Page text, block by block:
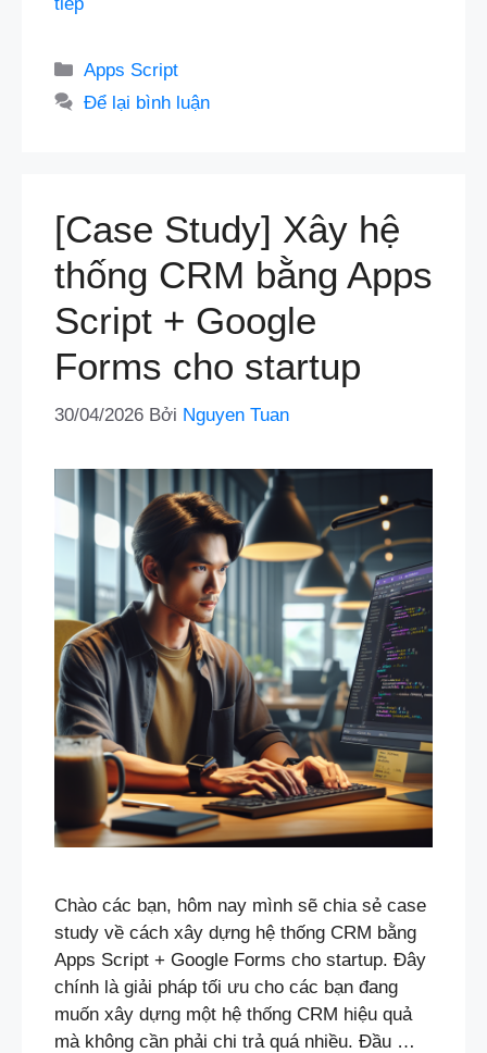
Danh
mục
Apps Script
Để lại bình luận
[Case Study] Xây hệ
thống CRM bằng Apps
Script + Google
Forms cho startup
30/04/2026 Bởi Nguyen Tuan
Chào các bạn, hôm nay mình sẽ chia sẻ case
study về cách xây dựng hệ thống CRM bằng
Apps Script + Google Forms cho startup. Đây
chính là giải pháp tối ưu cho các bạn đang
muốn xây dựng một hệ thống CRM hiệu quả
mà không cần phải chi trả quá nhiều. Đầu …